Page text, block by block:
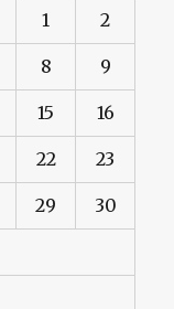
1 2
8 9
15 16
22 23
29 30